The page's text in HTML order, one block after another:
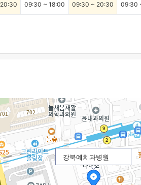
09:30 ~ 18:00 09:30 ~ 20:30 09:30
강북예치과병원